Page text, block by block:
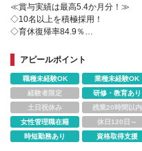
≪賞与実績は最高5.4か月分！≫
◇10名以上を積極採用！
◇育休復帰率84.9％
◇資格取得で最大月8万円給与UP
アピールポイント
職種未経験OK 業種未経験OK
経験者限定
研修・教育あり
土日祝休み
残業20時間以内
女性管理職在籍
休日120日～
時短勤務あり
資格取得支援